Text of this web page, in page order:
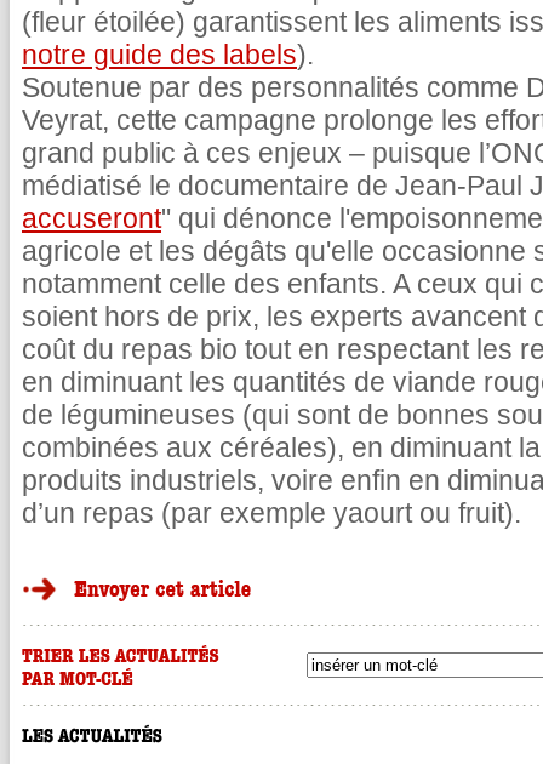
(fleur étoilée) garantissent les aliments
notre guide des labels).
Soutenue par des personnalités comme
Veyrat, cette campagne prolonge les
grand public à ces enjeux – puisque
médiatisé le documentaire de Jean-Paul
accuseront" qui dénonce
agricole et les dégâts qu'elle occasionne
notamment celle des enfants. A ceux qui
soient hors de prix, les experts avancent
coût du repas bio tout en respectant les
en diminuant les quantités de viande
de légumineuses (qui sont de bonnes
combinées aux céréales), en diminuant
produits industriels, voire enfin en
d’un repas (par exemple yaourt ou fruit).